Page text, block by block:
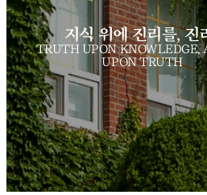
지식 위에 진리를, 진
TRUTH UPON KNOWLEDGE,
UPON TRUTH